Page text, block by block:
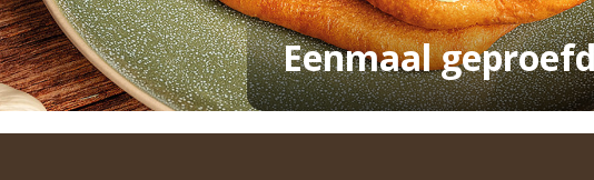
Eenmaal